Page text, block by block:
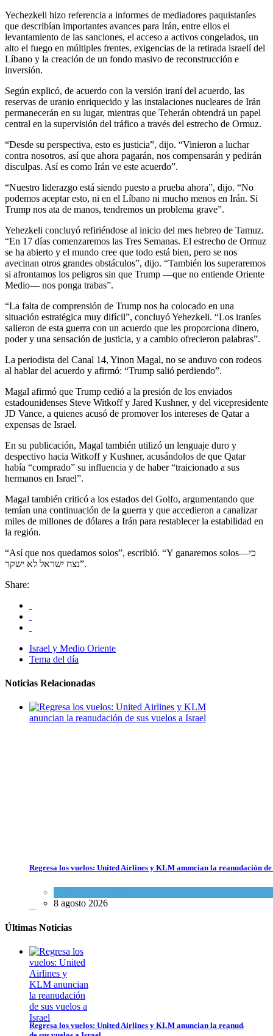
Yechezkeli hizo referencia a informes de mediadores paquistaníes
que describían importantes avances para Irán, entre ellos el
levantamiento de las sanciones, el acceso a activos congelados, un
alto el fuego en múltiples frentes, exigencias de la retirada israelí del
Líbano y la creación de un fondo masivo de reconstrucción e
inversión.
Según explicó, de acuerdo con la versión iraní del acuerdo, las
reservas de uranio enriquecido y las instalaciones nucleares de Irán
permanecerán en su lugar, mientras que Teherán obtendrá un papel
central en la supervisión del tráfico a través del estrecho de Ormuz.
“Desde su perspectiva, esto es justicia”, dijo. “Vinieron a luchar
contra nosotros, así que ahora pagarán, nos compensarán y pedirán
disculpas. Así es como Irán ve este acuerdo”.
“Nuestro liderazgo está siendo puesto a prueba ahora”, dijo. “No
podemos aceptar esto, ni en el Líbano ni mucho menos en Irán. Si
Trump nos ata de manos, tendremos un problema grave”.
Yehezkeli concluyó refiriéndose al inicio del mes hebreo de Tamuz.
“En 17 días comenzaremos las Tres Semanas. El estrecho de Ormuz
se ha abierto y el mundo cree que todo está bien, pero se nos
avecinan otros grandes obstáculos”, dijo. “También los superaremos
si afrontamos los peligros sin que Trump —que no entiende Oriente
Medio— nos ponga trabas”.
“La falta de comprensión de Trump nos ha colocado en una
situación estratégica muy difícil”, concluyó Yehezkeli. “Los iraníes
salieron de esta guerra con un acuerdo que les proporciona dinero,
poder y una sensación de justicia, y a cambio ofrecieron palabras”.
La periodista del Canal 14, Yinon Magal, no se anduvo con rodeos
al hablar del acuerdo y afirmó: “Trump salió perdiendo”.
Magal afirmó que Trump cedió a la presión de los enviados
estadounidenses Steve Witkoff y Jared Kushner, y del vicepresidente
JD Vance, a quienes acusó de promover los intereses de Qatar a
expensas de Israel.
En su publicación, Magal también utilizó un lenguaje duro y
despectivo hacia Witkoff y Kushner, acusándolos de que Qatar
había “comprado” su influencia y de haber “traicionado a sus
hermanos en Israel”.
Magal también criticó a los estados del Golfo, argumentando que
temían una continuación de la guerra y que accedieron a canalizar
miles de millones de dólares a Irán para restablecer la estabilidad en
la región.
“Así que nos quedamos solos”, escribió. “Y ganaremos solos—כי
נצח ישראל לא ישקר”.
Share:
Israel y Medio Oriente
Tema del día
Noticias Relacionadas
Regresa los vuelos: United Airlines y KLM anuncian la reanudación de
8 agosto 2026
Últimas Noticias
Regresa los vuelos: United Airlines y KLM anuncian la reanudación